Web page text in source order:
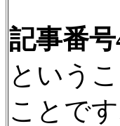
記事番
という
ことで